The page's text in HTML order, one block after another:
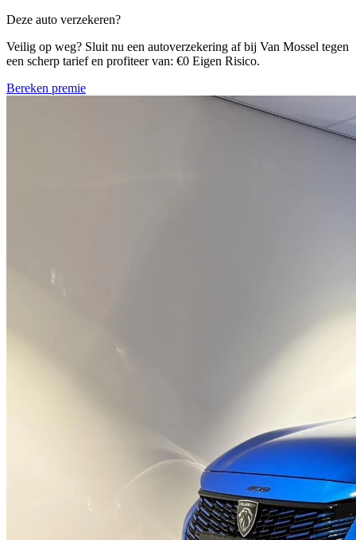
Deze auto verzekeren?
Veilig op weg? Sluit nu een autoverzekering af bij Van Mossel tegen
een scherp tarief en profiteer van: €0 Eigen Risico.
Bereken premie